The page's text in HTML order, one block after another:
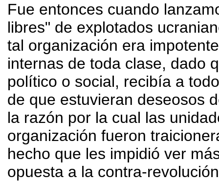
Fue entonces cuando
libres" de explotados
tal organización era
internas de toda clase, dado
político o social, recibía a
de que estuvieran deseosos
la razón por la cual las
organización fueron
hecho que les impidió ver
opuesta a la contra-